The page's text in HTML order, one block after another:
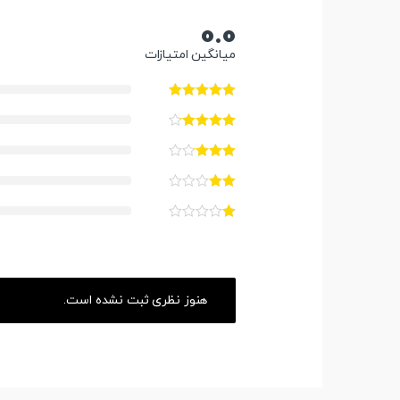
0.0
میانگین امتیازات
هنوز نظری ثبت نشده است.